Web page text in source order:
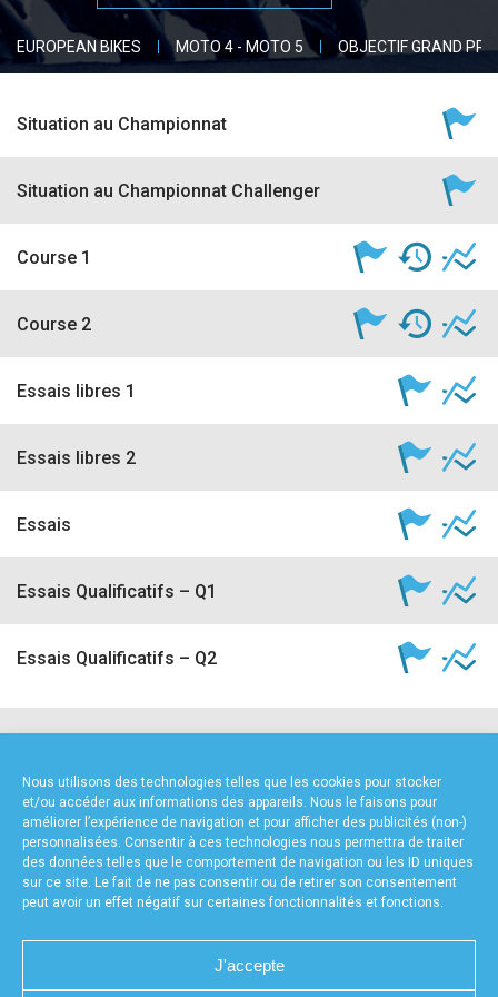
Nous utilisons des technologies telles que les cookies pour stocker
et/ou accéder aux informations des appareils. Nous le faisons pour
améliorer l’expérience de navigation et pour afficher des publicités (non-)
personnalisées. Consentir à ces technologies nous permettra de traiter
des données telles que le comportement de navigation ou les ID uniques
sur ce site. Le fait de ne pas consentir ou de retirer son consentement
peut avoir un effet négatif sur certaines fonctionnalités et fonctions.
J'accepte
accéder à la billetterie
EUROPEAN BIKES MOTO 4 - MOTO 5 OBJECTIF GRAND PRIX
Situation au Championnat
Situation au Championnat Challenger
Course 1
Course 2
Essais libres 1
Essais libres 2
Essais
Essais Qualificatifs – Q1
Essais Qualificatifs – Q2